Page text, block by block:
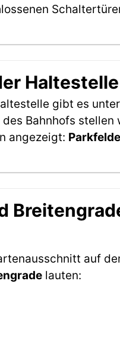
gibt es
Bahnhofs
angezeigt:
auf
lauten: